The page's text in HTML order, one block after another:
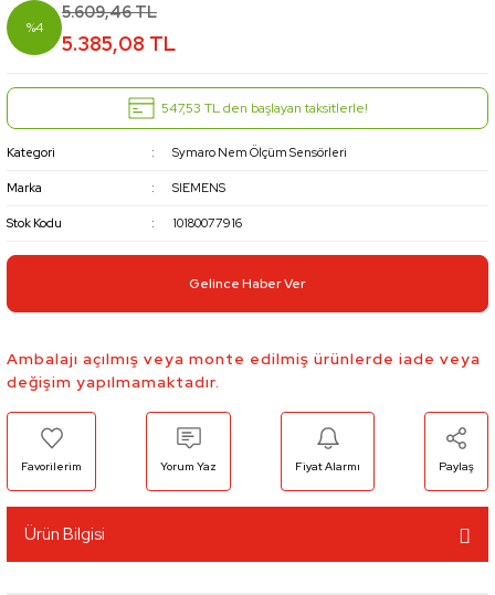
%4
5.609,46 TL
5.385,08 TL
547,53 TL den başlayan taksitlerle!
Kategori Symaro Nem Ölçüm Sensörleri
Marka SIEMENS
Stok Kodu 10180077916
Gelince Haber Ver
Ambalajı açılmış veya monte edilmiş ürünlerde iade veya
değişim yapılmamaktadır.
Yorum Yaz Fiyat Alarmı Paylaş
Ürün Bilgisi